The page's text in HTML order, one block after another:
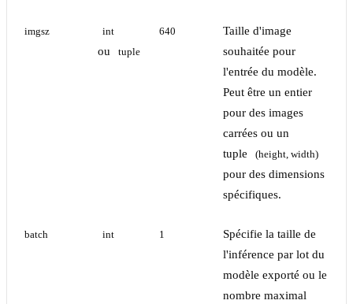
imgsz int
ou tuple
640
Taille d'image
souhaitée pour
l'entrée du modèle.
Peut être un entier
pour des images
carrées ou un
tuple
(height, width)
pour des dimensions
spécifiques.
batch int 1
Spécifie la taille de
l'inférence par lot du
modèle exporté ou le
nombre maximal